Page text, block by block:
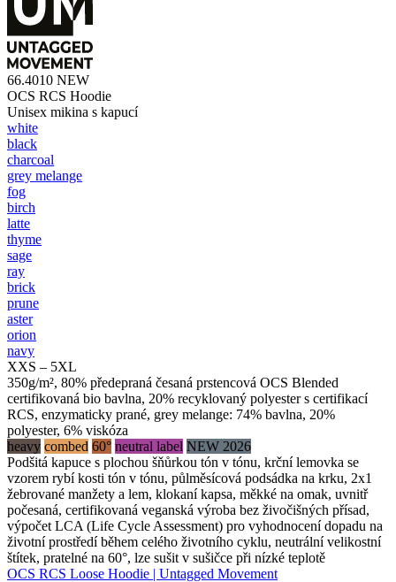
66.4010 NEW
OCS RCS Hoodie
Unisex mikina s kapucí
white
black
charcoal
grey melange
fog
birch
latte
thyme
sage
ray
brick
prune
aster
orion
navy
XXS – 5XL
350g/m², 80% předepraná česaná prstencová OCS Blended
certifikovaná bio bavlna, 20% recyklovaný polyester s certifikací
RCS, enzymaticky prané, grey melange: 74% bavlna, 20%
polyester, 6% viskóza
heavy combed 60° neutral label NEW 2026
Podšitá kapuce s plochou šňůrkou tón v tónu, krční lemovka se
vzorem rybí kosti tón v tónu, půlměsícová podsádka na krku, 2x1
žebrované manžety a lem, klokaní kapsa, měkké na omak, uvnitř
počesaná, certifikovaná veganská výroba bez živočišných přísad,
výpočet LCA (Life Cycle Assessment) pro vyhodnocení dopadu na
životní prostředí během celého životního cyklu, neutrální velikostní
štítek, pratelné na 60°, lze sušit v sušičce při nízké teplotě
OCS RCS Loose Hoodie | Untagged Movement